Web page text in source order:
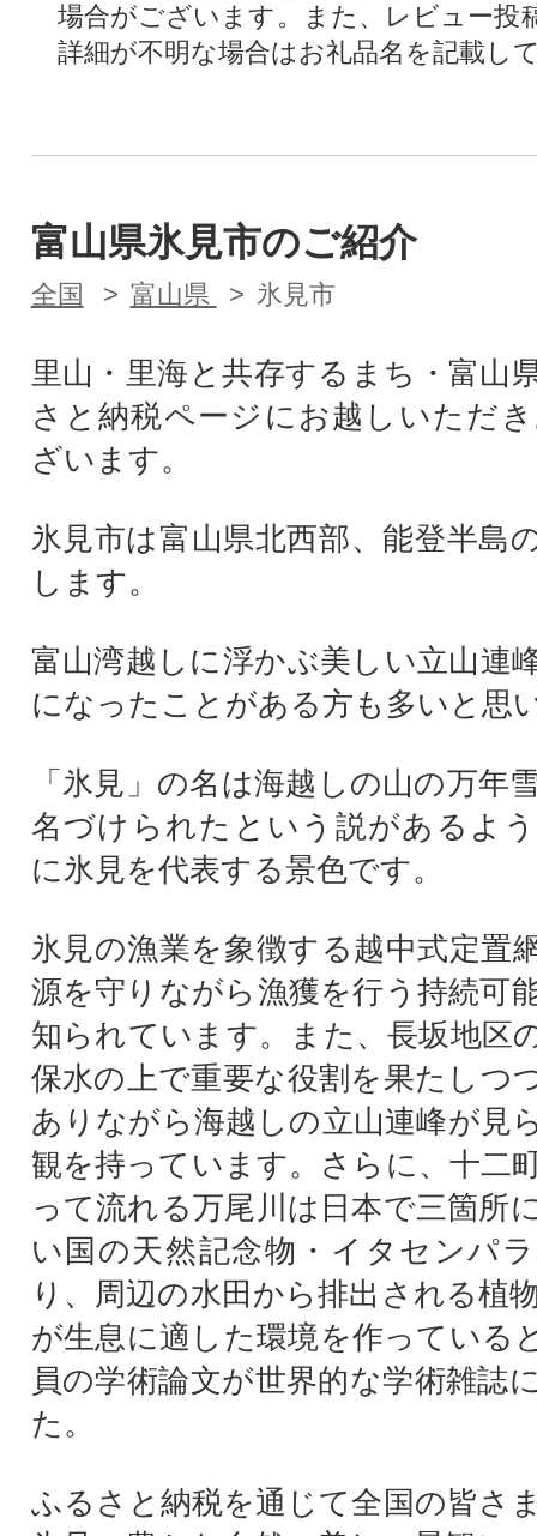
場合がございます。また、レビュー投
詳細が不明な場合はお礼品名を記載し
富山県氷見市のご紹介
全国 富山県 氷見市
里山・里海と共存するまち・富山
さと納税ページにお越しいただ
ざいます。
氷見市は富山県北西部、能登半島
します。
富山湾越しに浮かぶ美しい立山連
になったことがある方も多いと思
「氷見」の名は海越しの山の万年
名づけられたという説があるよ
に氷見を代表する景色です。
氷見の漁業を象徴する越中式定置
源を守りながら漁獲を行う持続可
知られています。また、長坂地区
保水の上で重要な役割を果たしつ
ありながら海越しの立山連峰が見
観を持っています。さらに、十二
って流れる万尾川は日本で三箇所
い国の天然記念物・イタセンパ
り、周辺の水田から排出される植
が生息に適した環境を作っている
員の学術論文が世界的な学術雑誌
た。
ふるさと納税を通じて全国の皆さ